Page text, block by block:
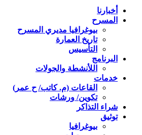
أخبارنا
المسرح
بيوغرافيا مديري المسرح
تاريخ العمارة
التأسيس
البرنامج
اللأنشطة والجولات
خدمات
القاعات (م. كاتب/ ح عمر)
تكوين/ ورشات
شراء التذاكر
توثيق
بيوغرافيا